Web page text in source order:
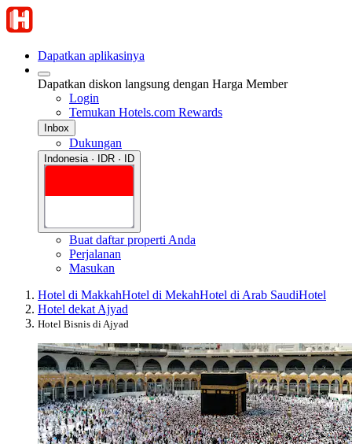
Dapatkan aplikasinya
Dapatkan diskon langsung dengan Harga Member
Login
Temukan Hotels.com Rewards
Inbox
Dukungan
Indonesia · IDR · ID
Buat daftar properti Anda
Perjalanan
Masukan
Hotel di MakkahHotel di MekahHotel di Arab SaudiHotel
Hotel dekat Ajyad
Hotel Bisnis di Ajyad